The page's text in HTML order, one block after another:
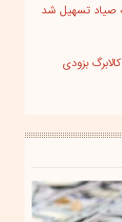
صیاد تسهیل شد
بزودی